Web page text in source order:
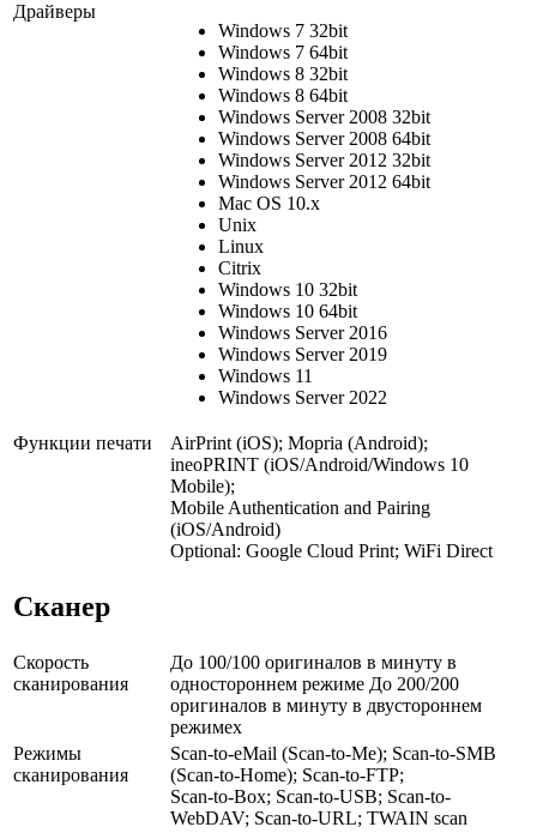
Драйверы
Windows 7 32bit
Windows 7 64bit
Windows 8 32bit
Windows 8 64bit
Windows Server 2008 32bit
Windows Server 2008 64bit
Windows Server 2012 32bit
Windows Server 2012 64bit
Mac OS 10.x
Unix
Linux
Citrix
Windows 10 32bit
Windows 10 64bit
Windows Server 2016
Windows Server 2019
Windows 11
Windows Server 2022
Функции печати
AirPrint (iOS); Mopria (Android);
ineoPRINT (iOS/Android/Windows 10
Mobile);
Mobile Authentication and Pairing
(iOS/Android)
Optional: Google Cloud Print; WiFi Direct
Сканер
Скорость
сканирования
До 100/100 оригиналов в минуту в
одностороннем режиме До 200/200
оригиналов в минуту в двустороннем
режимеx
Режимы
сканирования
Scan-to-eMail (Scan-to-Me); Scan-to-SMB
(Scan-to-Home); Scan-to-FTP;
Scan-to-Box; Scan-to-USB; Scan-to-
WebDAV; Scan-to-URL; TWAIN scan